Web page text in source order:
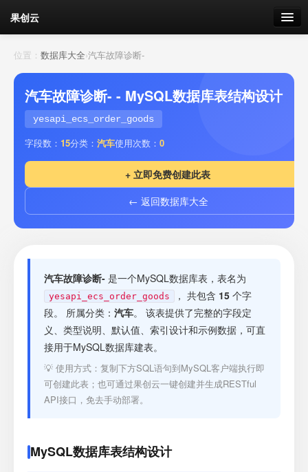
果创云
数据表单
API接口
云存储
我的
套餐 加流量
接口测试
位置： 数据库大全›汽车故障诊断-
汽车故障诊断- - MySQL数据库表结构设计
yesapi_ecs_order_goods
字段数： 15分类： 汽车使用次数： 0
+ 立即免费创建此表
← 返回数据库大全
汽车故障诊断- 是一个MySQL数据库表，表名为
yesapi_ecs_order_goods ， 共包含 15 个字
段。 所属分类： 汽车。 该表提供了完整的字段定
义、类型说明、默认值、索引设计和示例数据，可直
接用于MySQL数据库建表。
💡 使用方式：复制下方SQL语句到MySQL客户端执行即
可创建此表；也可通过果创云一键创建并生成RESTful
API接口，免去手动部署。
MySQL数据库表结构设计